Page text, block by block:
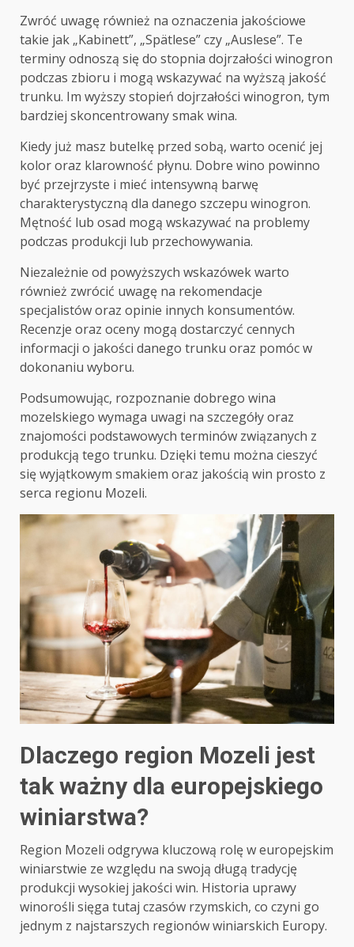
Zwróć uwagę również na oznaczenia jakościowe
takie jak „Kabinett”, „Spätlese” czy „Auslese”. Te
terminy odnoszą się do stopnia dojrzałości winogron
podczas zbioru i mogą wskazywać na wyższą jakość
trunku. Im wyższy stopień dojrzałości winogron, tym
bardziej skoncentrowany smak wina.
Kiedy już masz butelkę przed sobą, warto ocenić jej
kolor oraz klarowność płynu. Dobre wino powinno
być przejrzyste i mieć intensywną barwę
charakterystyczną dla danego szczepu winogron.
Mętność lub osad mogą wskazywać na problemy
podczas produkcji lub przechowywania.
Niezależnie od powyższych wskazówek warto
również zwrócić uwagę na rekomendacje
specjalistów oraz opinie innych konsumentów.
Recenzje oraz oceny mogą dostarczyć cennych
informacji o jakości danego trunku oraz pomóc w
dokonaniu wyboru.
Podsumowując, rozpoznanie dobrego wina
mozelskiego wymaga uwagi na szczegóły oraz
znajomości podstawowych terminów związanych z
produkcją tego trunku. Dzięki temu można cieszyć
się wyjątkowym smakiem oraz jakością win prosto z
serca regionu Mozeli.
Dlaczego region Mozeli jest
tak ważny dla europejskiego
winiarstwa?
Region Mozeli odgrywa kluczową rolę w europejskim
winiarstwie ze względu na swoją długą tradycję
produkcji wysokiej jakości win. Historia uprawy
winorośli sięga tutaj czasów rzymskich, co czyni go
jednym z najstarszych regionów winiarskich Europy.